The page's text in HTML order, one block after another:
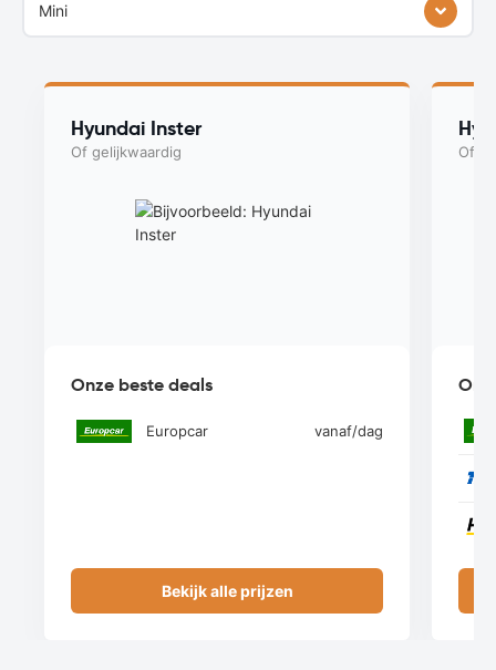
Mini
Hyundai Inster
Of gelijkwaardig
Onze beste deals
Europcar vanaf/dag
Bekijk alle prijzen
Of